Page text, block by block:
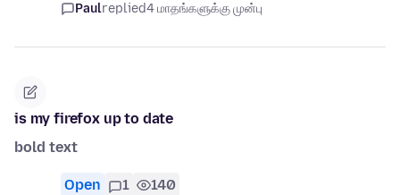
Paulreplied4 மாதங்களுக்கு முன்பு
is my firefox up to date
bold text
Open 1 140